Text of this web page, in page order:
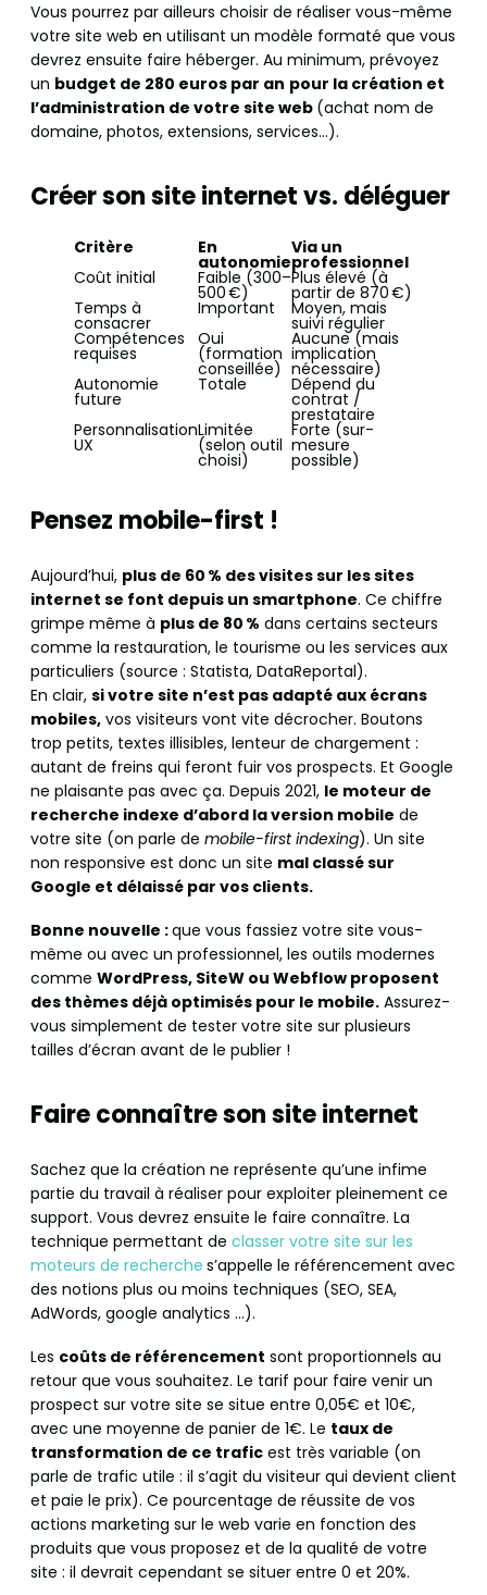
Vous pourrez par ailleurs choisir de réaliser vous-même
votre site web en utilisant un modèle formaté que vous
devrez ensuite faire héberger. Au minimum, prévoyez
un budget de 280 euros par an pour la création et
l’administration de votre site web (achat nom de
domaine, photos, extensions, services…).
Créer son site internet vs. déléguer
Critère En
autonomie
Via un
professionnel
Coût initial Faible (300–
500 €)
Plus élevé (à
partir de 870 €)
Temps à
consacrer
Important Moyen, mais
suivi régulier
Compétences
requises
Oui
(formation
conseillée)
Aucune (mais
implication
nécessaire)
Autonomie
future
Totale Dépend du
contrat /
prestataire
Personnalisation
UX
Limitée
(selon outil
choisi)
Forte (sur-
mesure
possible)
Pensez mobile-first !
Aujourd’hui, plus de 60 % des visites sur les sites
internet se font depuis un smartphone. Ce chiffre
grimpe même à plus de 80 % dans certains secteurs
comme la restauration, le tourisme ou les services aux
particuliers (source : Statista, DataReportal).
En clair, si votre site n’est pas adapté aux écrans
mobiles, vos visiteurs vont vite décrocher. Boutons
trop petits, textes illisibles, lenteur de chargement :
autant de freins qui feront fuir vos prospects. Et Google
ne plaisante pas avec ça. Depuis 2021, le moteur de
recherche indexe d’abord la version mobile de
votre site (on parle de mobile-first indexing). Un site
non responsive est donc un site mal classé sur
Google et délaissé par vos clients.
Bonne nouvelle :que vous fassiez votre site vous-
même ou avec un professionnel, les outils modernes
comme WordPress, SiteW ou Webflow proposent
des thèmes déjà optimisés pour le mobile. Assurez-
vous simplement de tester votre site sur plusieurs
tailles d’écran avant de le publier !
Faire connaître son site internet
Sachez que la création ne représente qu’une infime
partie du travail à réaliser pour exploiter pleinement ce
support. Vous devrez ensuite le faire connaître. La
technique permettant de classer votre site sur les
moteurs de recherche s’appelle le référencement avec
des notions plus ou moins techniques (SEO, SEA,
AdWords, google analytics …).
Les coûts de référencement sont proportionnels au
retour que vous souhaitez. Le tarif pour faire venir un
prospect sur votre site se situe entre 0,05€ et 10€,
avec une moyenne de panier de 1€. Le taux de
transformation de ce trafic est très variable (on
parle de trafic utile : il s’agit du visiteur qui devient client
et paie le prix). Ce pourcentage de réussite de vos
actions marketing sur le web varie en fonction des
produits que vous proposez et de la qualité de votre
site : il devrait cependant se situer entre 0 et 20%.